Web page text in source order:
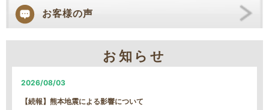
お客様の声
お知らせ
2026/08/03
【続報】熊本地震による影響について